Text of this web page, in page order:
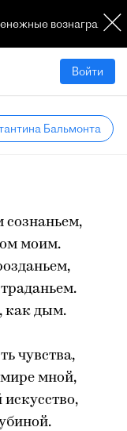
Войти
Бальмонта
сознаньем,
моим.
как дым.
чувства,
мной,